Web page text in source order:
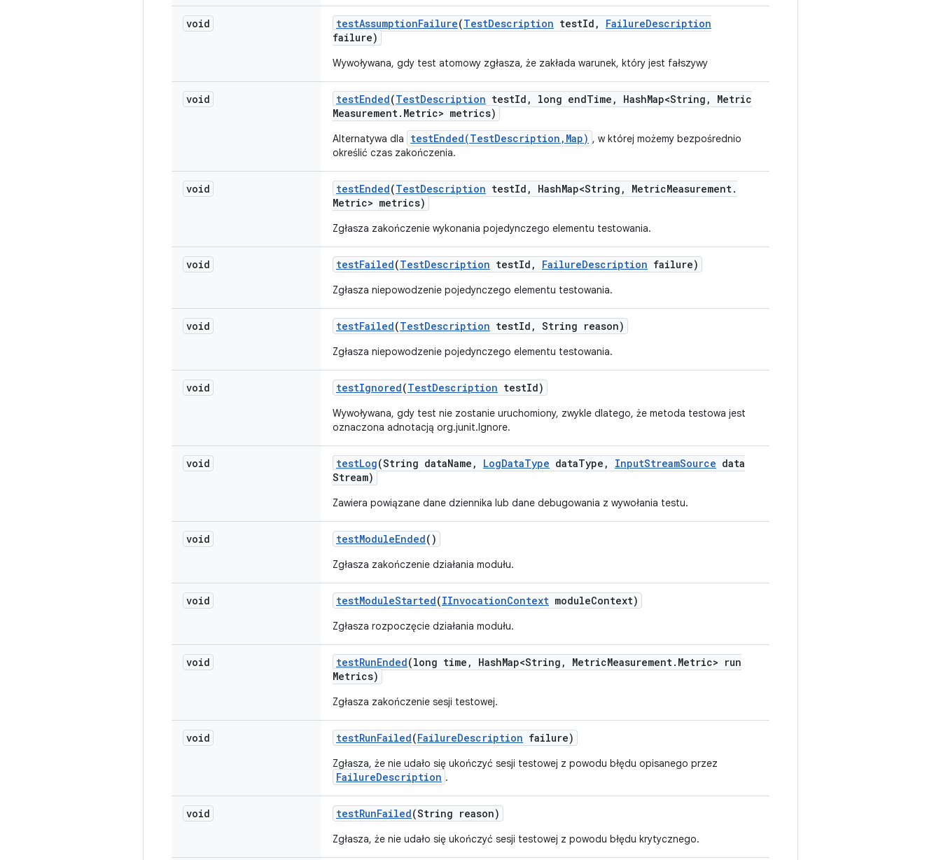
void testAssumptionFailure(TestDescription testId , FailureDescription
failure)
Wywoływana, gdy test atomowy zgłasza, że zakłada warunek, który jest fałszywy
void testEnded(TestDescription testId , long endTime , HashMap<String ,
Metric
Measurement. Metric> metrics)
Alternatywa dla testEnded(TestDescription,Map) , w której możemy bezpośrednio
określić czas zakończenia.
void testEnded(TestDescription testId , HashMap<String , MetricMeasurement.
Metric> metrics)
Zgłasza zakończenie wykonania pojedynczego elementu testowania.
void testFailed(TestDescription testId , FailureDescription failure)
Zgłasza niepowodzenie pojedynczego elementu testowania.
void testFailed(TestDescription testId , String reason)
Zgłasza niepowodzenie pojedynczego elementu testowania.
void testIgnored(TestDescription testId)
Wywoływana, gdy test nie zostanie uruchomiony, zwykle dlatego, że metoda testowa jest
oznaczona adnotacją org.junit.Ignore.
void testLog(String dataName , LogDataType dataType , InputStreamSource data
Stream)
Zawiera powiązane dane dziennika lub dane debugowania z wywołania testu.
void testModuleEnded()
Zgłasza zakończenie działania modułu.
void testModuleStarted(IInvocationContext moduleContext)
Zgłasza rozpoczęcie działania modułu.
void testRunEnded(long time , HashMap<String , MetricMeasurement. Metric> run
Metrics)
Zgłasza zakończenie sesji testowej.
void testRunFailed(FailureDescription failure)
Zgłasza, że nie udało się ukończyć sesji testowej z powodu błędu opisanego przez
FailureDescription .
void testRunFailed(String reason)
Zgłasza, że nie udało się ukończyć sesji testowej z powodu błędu krytycznego.